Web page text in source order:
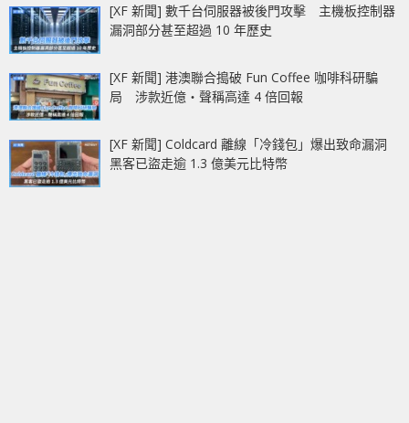
[XF 新聞] 數千台伺服器被後門攻擊 主機板控制器
漏洞部分甚至超過 10 年歷史
[XF 新聞] 港澳聯合搗破 Fun Coffee 咖啡科研騙
局 涉款近億‧聲稱高達 4 倍回報
[XF 新聞] Coldcard 離線「冷錢包」爆出致命漏洞
黑客已盜走逾 1.3 億美元比特幣